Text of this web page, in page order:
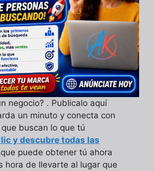
negocio? . Publicalo aquí
un minuto y conecta con
buscan lo que tú
y descubre todas las
que puede obtener tú ahora
hora de llevarte al lugar que